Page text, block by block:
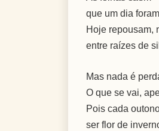
que um dia
Hoje repousam,
entre raízes de
Mas nada é
O que se vai,
Pois cada
ser flor de